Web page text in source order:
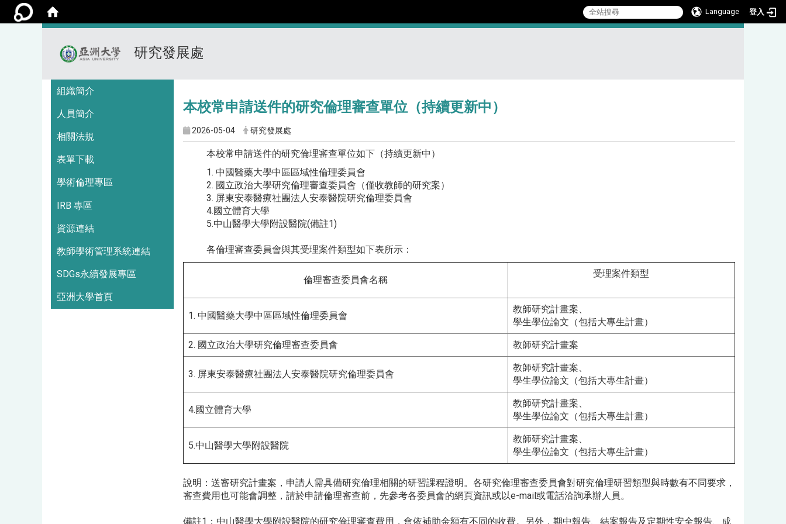
Language 登入
研究發展處
組織簡介
人員簡介
相關法規
表單下載
學術倫理專區
IRB 專區
資源連結
教師學術管理系統連結
SDGs永續發展專區
亞洲大學首頁
本校常申請送件的研究倫理審查單位（持續更新中）
2026-05-04 研究發展處
本校常申請送件的研究倫理審查單位如下（持續更新中）
1. 中國醫藥大學中區區域性倫理委員會
2. 國立政治大學研究倫理審查委員會（僅收教師的研究案）
3. 屏東安泰醫療社團法人安泰醫院研究倫理委員會
4.國立體育大學
5.中山醫學大學附設醫院(備註1)
各倫理審查委員會與其受理案件類型如下表所示：
倫理審查委員會名稱
受理案件類型
1. 中國醫藥大學中區區域性倫理委員會
教師研究計畫案、
學生學位論文（包括大專生計畫）
2. 國立政治大學研究倫理審查委員會 教師研究計畫案
3. 屏東安泰醫療社團法人安泰醫院研究倫理委員會
教師研究計畫案、
學生學位論文（包括大專生計畫）
4.國立體育大學
教師研究計畫案、
學生學位論文（包括大專生計畫）
5.中山醫學大學附設醫院
教師研究計畫案、
學生學位論文（包括大專生計畫）
說明：送審研究計畫案，申請人需具備研究倫理相關的研習課程證明。各研究倫理審查委員會對研究倫理研習類型與時數有不同要求，
審查費用也可能會調整，請於申請倫理審查前，先參考各委員會的網頁資訊或以e-mail或電話洽詢承辦人員。
備註1：中山醫學大學附設醫院的研究倫理審查費用，會依補助金額有不同的收費。另外，期中報告、結案報告及定期性安全報告、成